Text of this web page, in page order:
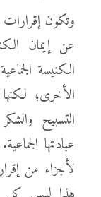
وتكون إقرارات
عن إيمان
الكنيسة
الأخرى؛
التسبيح
عبادتها
لأجزاء من